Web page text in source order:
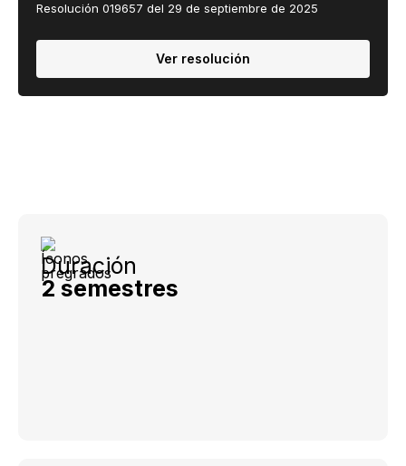
Resolución 019657 del 29 de septiembre de 2025
Ver resolución
Duración
2 semestres